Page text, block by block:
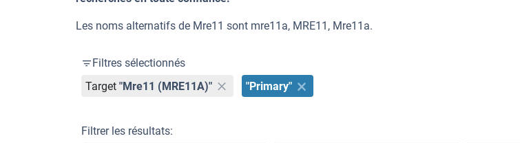
Les noms alternatifs de Mre11 sont mre11a, MRE11, Mre11a.
Filtres sélectionnés
Target "Mre11 (MRE11A)" "Primary"
Filtrer les résultats: